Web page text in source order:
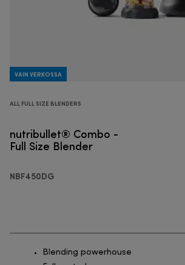
VAIN VERKOSSA
ALL FULL SIZE BLENDERS
nutribullet® Combo -
Full Size Blender
NBF450DG
Blending powerhouse